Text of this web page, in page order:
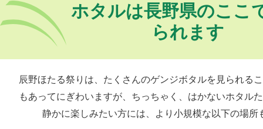
ホタルは長野県のここ
られます
辰野ほたる祭りは、たくさんのゲンジボタルを見られる
もあってにぎわいますが、ちっちゃく、はかないホタル
静かに楽しみたい方には、より小規模な以下の場所